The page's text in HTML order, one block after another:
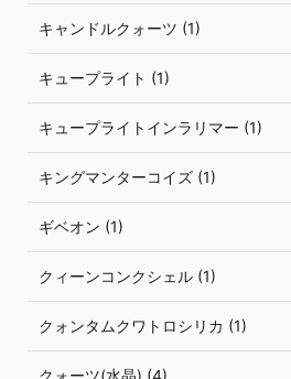
キャンドルクォーツ (1)
キュープライト (1)
キュープライトインラリマー (1)
キングマンターコイズ (1)
ギベオン (1)
クィーンコンクシェル (1)
クォンタムクワトロシリカ (1)